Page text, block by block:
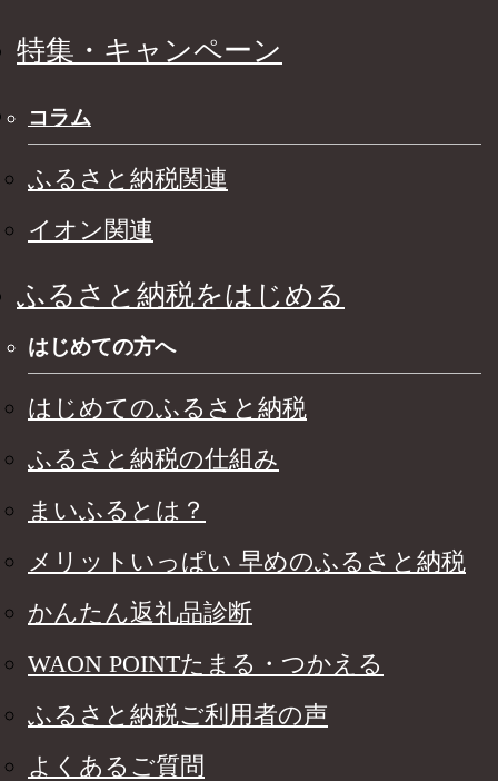
特集・キャンペーン
コラム
ふるさと納税関連
イオン関連
ふるさと納税をはじめる
はじめての方へ
はじめてのふるさと納税
ふるさと納税の仕組み
まいふるとは？
メリットいっぱい 早めのふるさと納税
かんたん返礼品診断
WAON POINTたまる・つかえる
ふるさと納税ご利用者の声
よくあるご質問